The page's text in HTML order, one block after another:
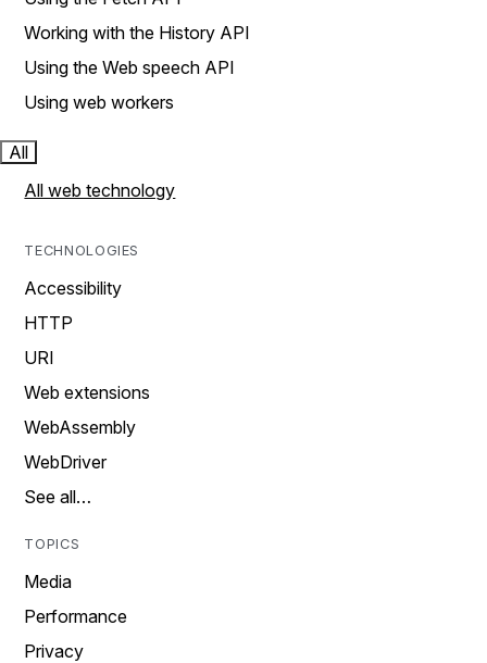
Working with the History API
Using the Web speech API
Using web workers
All
All web technology
TECHNOLOGIES
Accessibility
HTTP
URI
Web extensions
WebAssembly
WebDriver
See all…
TOPICS
Media
Performance
Privacy